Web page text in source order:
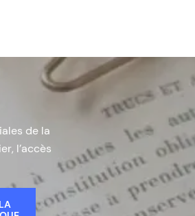
de la
l’accès